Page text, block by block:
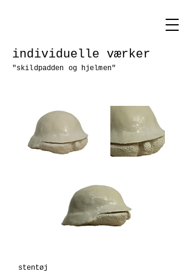
individuelle værker
"skildpadden og hjelmen"
stentøj